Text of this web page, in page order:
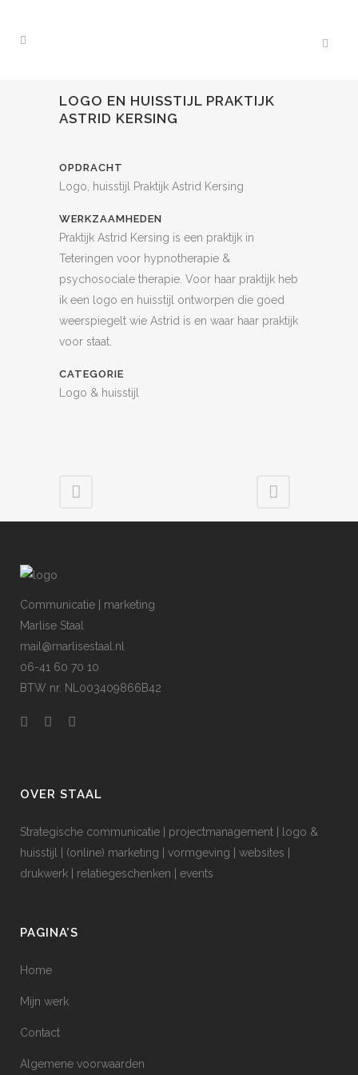
LOGO EN HUISSTIJL PRAKTIJK
ASTRID KERSING
OPDRACHT
Logo, huisstijl Praktijk Astrid Kersing
WERKZAAMHEDEN
Praktijk Astrid Kersing is een praktijk in
Teteringen voor hypnotherapie &
psychosociale therapie. Voor haar praktijk heb
ik een logo en huisstijl ontworpen die goed
weerspiegelt wie Astrid is en waar haar praktijk
voor staat.
CATEGORIE
Logo & huisstijl
Communicatie | marketing
Marlise Staal
mail@marlisestaal.nl
06-41 60 70 10
BTW nr. NL003409866B42
OVER STAAL
Strategische communicatie | projectmanagement | logo &
huisstijl | (online) marketing | vormgeving | websites |
drukwerk | relatiegeschenken | events
PAGINA’S
Home
Mijn werk
Contact
Algemene voorwaarden